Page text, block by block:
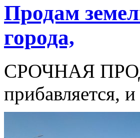
Продам
города,
СРОЧНАЯ
прибавляется,